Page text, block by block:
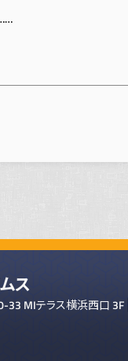
ス
MIテラス横浜西口 3F